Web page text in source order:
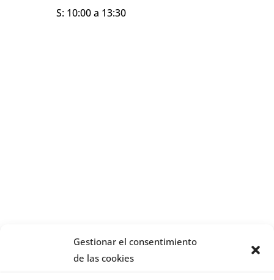
Gestionar el consentimiento
de las cookies
S: 10:00 a 13:30